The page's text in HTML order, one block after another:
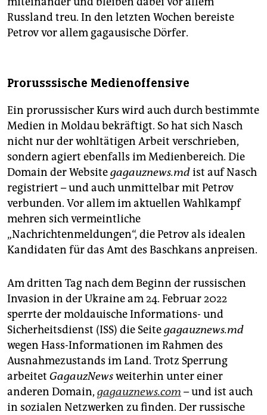
Russland treu. In den letzten Wochen bereiste
Petrov vor allem gagausische Dörfer.
Prorusssische Medienoffensive
Ein prorussischer Kurs wird auch durch bestimmte
Medien in Moldau bekräftigt. So hat sich Nasch
nicht nur der wohltätigen Arbeit verschrieben,
sondern agiert ebenfalls im Medienbereich. Die
Domain der Websitegagauznews.mdist auf Nasch
registriert – und auch unmittelbar mit Petrov
verbunden. Vor allem im aktuellen Wahlkampf
mehren sich vermeintliche
„Nachrichtenmeldungen“, die Petrov als idealen
Kandidaten für das Amt des Baschkans anpreisen.
Am dritten Tag nach dem Beginn der russischen
Invasion in der Ukraine am 24. Februar 2022
sperrte der moldauische Informations- und
Sicherheitsdienst (ISS) die Seitegagauznews.md
wegen Hass-Informationen im Rahmen des
Ausnahmezustands im Land. Trotz Sperrung
arbeitet GagauzNewsweiterhin unter einer
anderen Domain, gagauznews.com –und ist auch
in sozialen Netzwerken zu finden. Der russische